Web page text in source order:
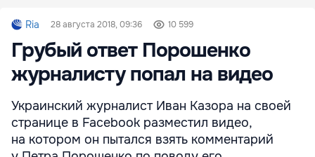
Ria 28 августа 2018, 09:36 10 599
Грубый ответ Порошенко
журналисту попал на видео‍
Украинский журналист Иван Казора на своей
странице в Facebook разместил видео,
на котором он пытался взять комментарий